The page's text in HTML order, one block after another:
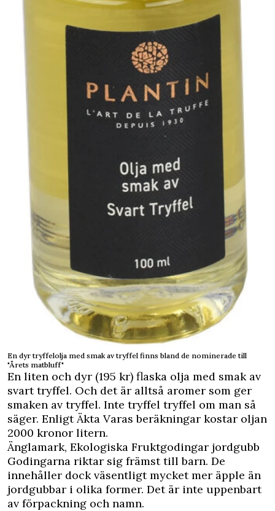
En dyr tryffelolja med smak av tryffel finns bland de nominerade till
"Årets matbluff"
En liten och dyr (195 kr) flaska olja med smak av
svart tryffel. Och det är alltså aromer som ger
smaken av tryffel. Inte tryffel tryffel om man så
säger. Enligt Äkta Varas beräkningar kostar oljan
2000 kronor litern.
Änglamark, Ekologiska Fruktgodingar jordgubb
Godingarna riktar sig främst till barn. De
innehåller dock väsentligt mycket mer äpple än
jordgubbar i olika former. Det är inte uppenbart
av förpackning och namn.